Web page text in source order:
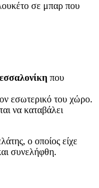
σε μπαρ που
που
εσωτερικό του χώρο.
να καταβάλει
ο οποίος είχε
συνελήφθη.